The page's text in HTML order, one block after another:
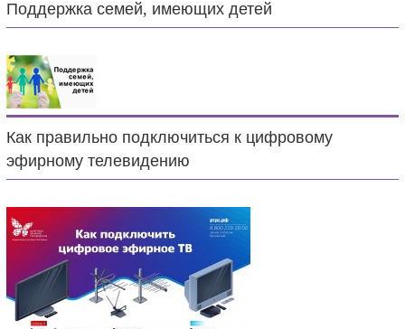
Поддержка семей, имеющих детей
Как правильно подключиться к цифровому
эфирному телевидению